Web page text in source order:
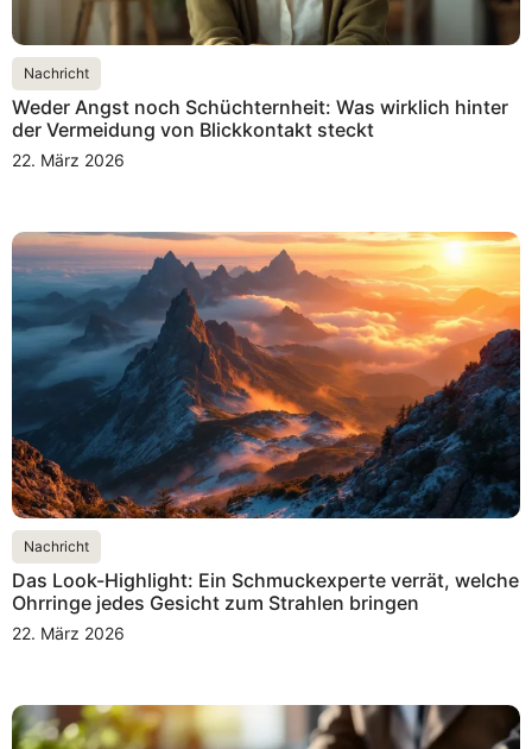
Nachricht
Weder Angst noch Schüchternheit: Was wirklich hinter
der Vermeidung von Blickkontakt steckt
22. März 2026
Nachricht
Das Look-Highlight: Ein Schmuckexperte verrät, welche
Ohrringe jedes Gesicht zum Strahlen bringen
22. März 2026